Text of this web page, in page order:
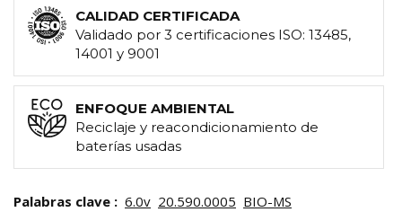
CALIDAD CERTIFICADA
Validado por 3 certificaciones ISO: 13485,
14001 y 9001
ENFOQUE AMBIENTAL
Reciclaje y reacondicionamiento de
baterías usadas
Palabras clave : 6.0v 20.590.0005 BIO-MS